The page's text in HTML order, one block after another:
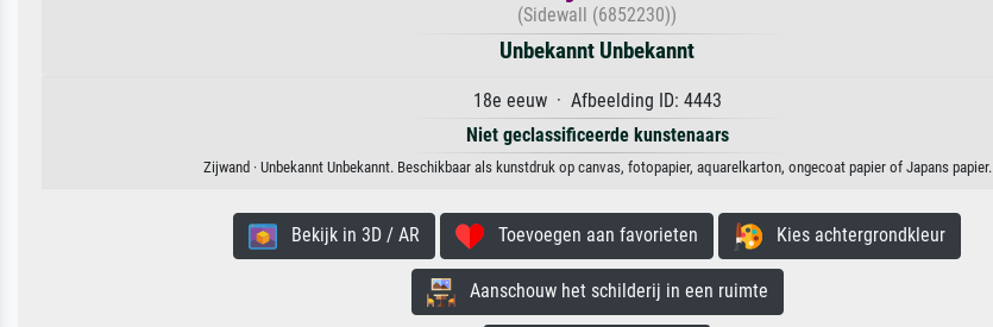
(Sidewall (6852230))
Unbekannt Unbekannt
18e eeuw · Afbeelding ID: 4443
Niet geclassificeerde kunstenaars
Zijwand · Unbekannt Unbekannt. Beschikbaar als kunstdruk op canvas, fotopapier, aquarelkarton, ongecoat papier of Japans papier.
Bekijk in 3D / AR Toevoegen aan favorieten Kies achtergrondkleur
Aanschouw het schilderij in een ruimte